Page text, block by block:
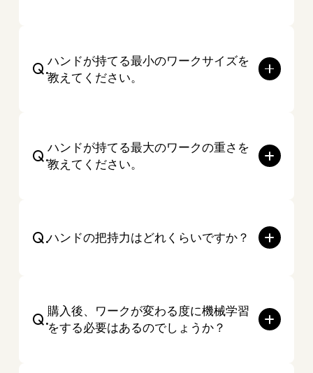
Q.ハンドが持てる最小のワークサイズを
教えてください。
Q.ハンドが持てる最大のワークの重さを
教えてください。
Q.ハンドの把持力はどれくらいですか？
Q.購入後、ワークが変わる度に機械学習
をする必要はあるのでしょうか？